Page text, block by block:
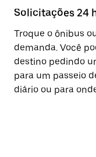
Solicitações 24
Troque o ônibus
demanda. Você
destino pedindo
para um passeio
diário ou para